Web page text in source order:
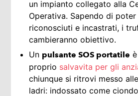
un impianto collegato alla
Operativa. Sapendo di poter
riconosciuti e incastrati, i
cambieranno obiettivo.
Un pulsante SOS portatile
proprio salvavita per gli
chiunque si ritrovi messo
ladri: indossato come